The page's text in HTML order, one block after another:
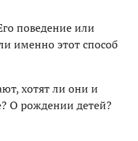
поведение или
именно этот способ
хотят ли они и
О рождении детей?